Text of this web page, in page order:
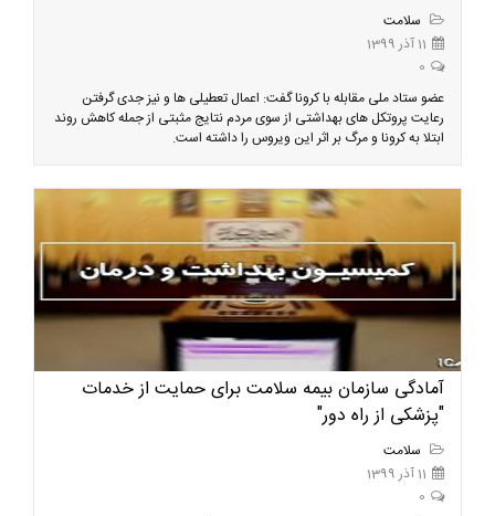
سلامت
11 آذر 1399
0
عضو ستاد ملی مقابله با کرونا گفت: اعمال تعطیلی ها و نیز جدی گرفتن
رعایت پروتکل های بهداشتی از سوی مردم نتایج مثبتی از جمله کاهش روند
ابتلا به کرونا و مرگ بر اثر این ویروس را داشته است.
آمادگی سازمان بیمه سلامت برای حمایت از خدمات
"پزشکی از راه دور"
سلامت
11 آذر 1399
0